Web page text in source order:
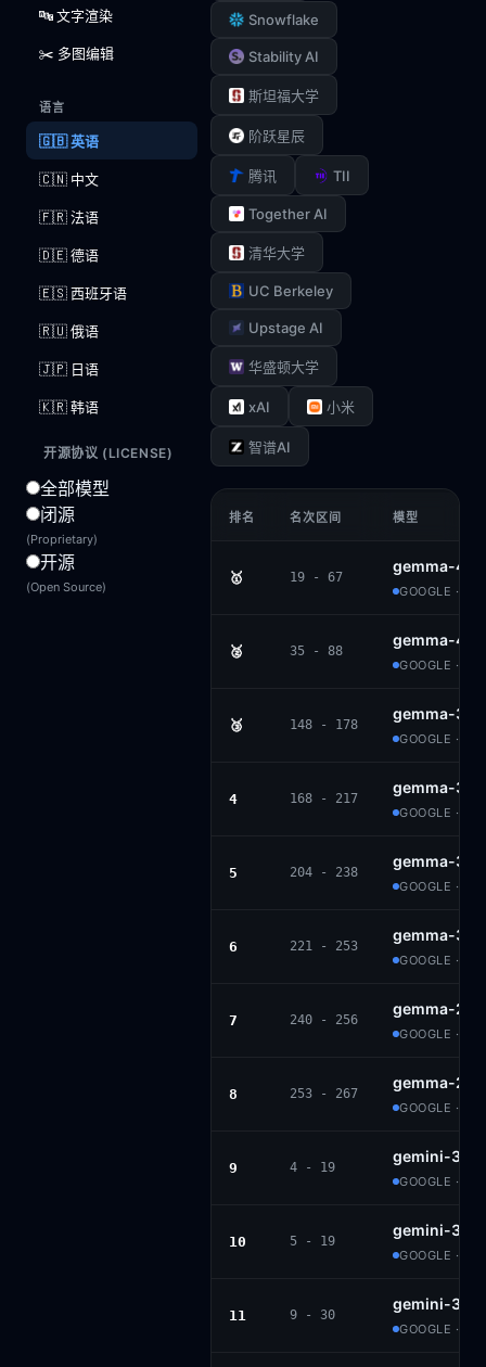
🔤 文字渲染
✂️ 多图编辑
语言
🇬🇧 英语
🇨🇳 中文
🇫🇷 法语
🇩🇪 德语
🇪🇸 西班牙语
🇷🇺 俄语
🇯🇵 日语
🇰🇷 韩语
开源协议 (LICENSE)
全部模型
闭源
(Proprietary)
开源
(Open Source)
Snowflake
Stability AI
斯坦福大学
阶跃星辰
腾讯 TII
Together AI
清华大学
UC Berkeley
Upstage AI
华盛顿大学
xAI 小米
智谱AI
排名 名次区间 模型
🥇 19 - 67
gemma-4-
GOOGLE ·
🥈 35 - 88
gemma-4-
GOOGLE ·
🥉 148 - 178
gemma-3-
GOOGLE ·
4 168 - 217
gemma-3-
GOOGLE ·
5 204 - 238
gemma-
GOOGLE ·
6 221 - 253
gemma-3-
GOOGLE ·
7 240 - 256
gemma-2-
GOOGLE ·
8 253 - 267
gemma-2-
GOOGLE ·
9 4 - 19
gemini-3-
GOOGLE ·
10 5 - 19
gemini-3.1-
GOOGLE ·
11 9 - 30
gemini-3-
GOOGLE ·